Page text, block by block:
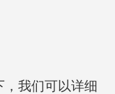
我们可以详细